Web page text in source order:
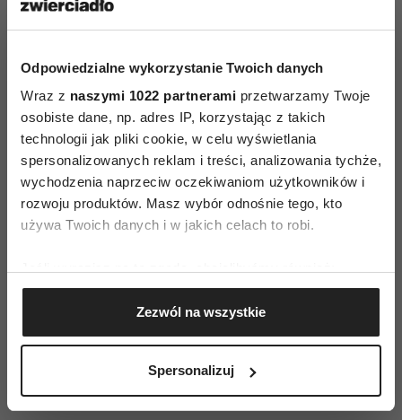
Odpowiedzialne wykorzystanie Twoich danych
Wraz z naszymi 1022 partnerami przetwarzamy Twoje
osobiste dane, np. adres IP, korzystając z takich
technologii jak pliki cookie, w celu wyświetlania
spersonalizowanych reklam i treści, analizowania tychże,
wychodzenia naprzeciw oczekiwaniom użytkowników i
rozwoju produktów. Masz wybór odnośnie tego, kto
używa Twoich danych i w jakich celach to robi.
Gromadzić dane dotyczące Twojej lokalizacji
geograficznej z dokładnością nawet do kilku metrów
Identyfikować Twoje urządzenie, aktywnie
(fingerprinting, czyli wirtualny odcisk palca)
Zezwól na wszystkie
Spersonalizuj
ZAMÓW